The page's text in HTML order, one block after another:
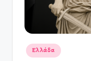
Αναρτήθηκε
σε
Ελλάδα